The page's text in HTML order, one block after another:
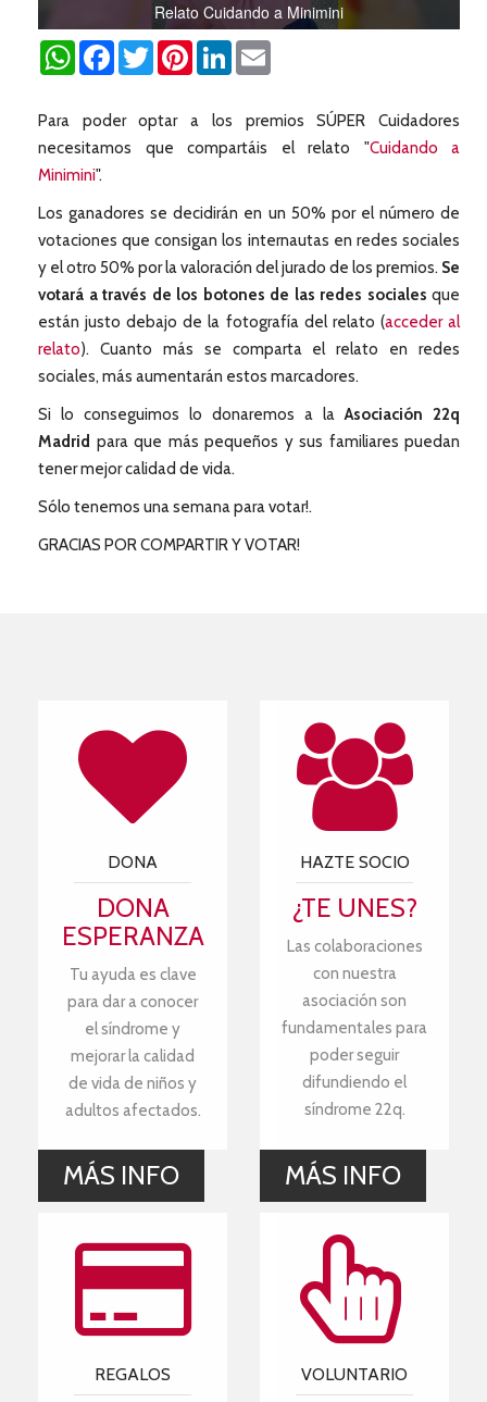
Relato Cuidando a Minimini
WhatsAppFacebookTwitterPinterestLinkedIn
Para poder optar a los premios SÚPER Cuidadores
necesitamos que compartáis el relato "Cuidando a
Minimini".
Los ganadores se decidirán en un 50% por el número de
votaciones que consigan los internautas en redes sociales
y el otro 50% por la valoración del jurado de los premios. Se
votará a través de los botones de las redes sociales que
están justo debajo de la fotografía del relato (acceder al
relato). Cuanto más se comparta el relato en redes
sociales, más aumentarán estos marcadores.
Si lo conseguimos lo donaremos a laAsociación 22q
Madrid para que más pequeños y sus familiares puedan
tener mejor calidad de vida.
Sólo tenemos una semana para votar!.
GRACIAS POR COMPARTIR Y VOTAR!
DONA
DONA
ESPERANZA
Tu ayuda es clave
para dar a conocer
el síndrome y
mejorar la calidad
de vida de niños y
adultos afectados.
MÁS INFO
HAZTE SOCIO
¿TE UNES?
Las colaboraciones
con nuestra
asociación son
fundamentales para
poder seguir
difundiendo el
síndrome 22q.
MÁS INFO
REGALOS VOLUNTARIO